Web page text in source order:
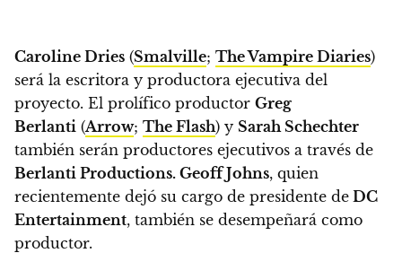
Caroline Dries (Smalville; The Vampire Diaries)
será la escritora y productora ejecutiva del
proyecto. El prolífico productor Greg
Berlanti (Arrow; The Flash) y Sarah Schechter
también serán productores ejecutivos a través de
Berlanti Productions. Geoff Johns, quien
recientemente dejó su cargo de presidente de DC
Entertainment, también se desempeñará como
productor.